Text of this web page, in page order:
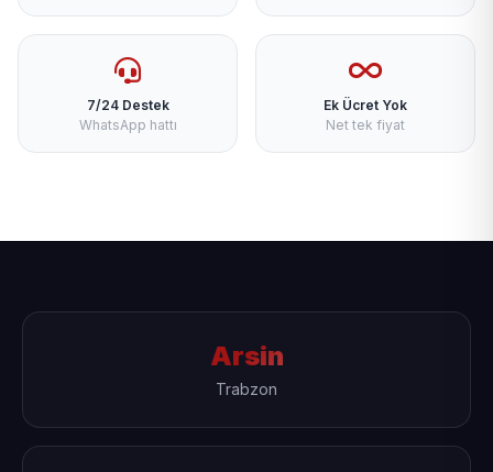
7/24 Destek
WhatsApp hattı
Ek Ücret Yok
Net tek fiyat
Arsin
Trabzon